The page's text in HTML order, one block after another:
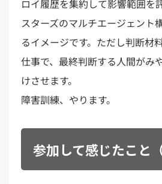
ロイ履歴を集約して影響範囲を
スターズのマルチエージェント
るイメージです。ただし判断材
仕事で、最終判断する人間がみ
けさせます。
障害訓練、やります。
参加して感じたこと